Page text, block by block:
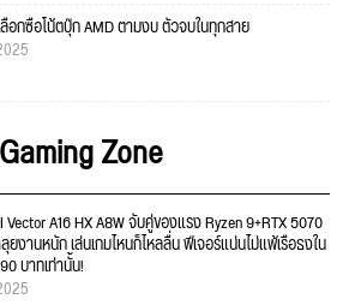
อกซื้อโน้ตบุ๊ก AMD ตามงบ ตัวจบในทุกสาย
Gaming Zone
A16 HX A8W จับคู่ของแรง Ryzen 9+RTX 5070
ยงานหนัก เล่นเกมไหนก็ไหลลื่น ฟีเจอร์แน่นไม่แพ้เรือธงใน
บาทเท่านั้น!